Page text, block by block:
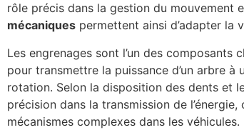
rôle précis dans la gestion du mouvement
mécaniques permettent ainsi d’adapter la
Les engrenages sont l’un des composants
pour transmettre la puissance d’un arbre
rotation. Selon la disposition des dents et
précision dans la transmission de
mécanismes complexes dans les véhicules.